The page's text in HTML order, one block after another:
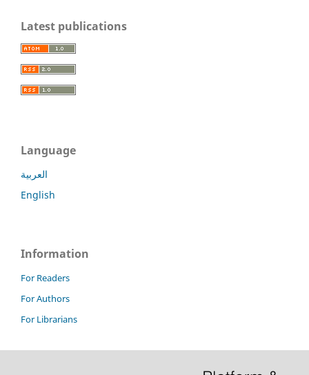
Latest publications
Language
العربية
English
Information
For Readers
For Authors
For Librarians